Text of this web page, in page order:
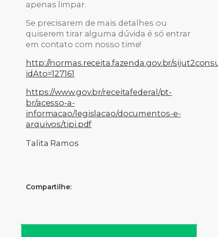
apenas limpar.
Se precisarem de mais detalhes ou
quiserem tirar alguma dúvida é só entrar
em contato com nosso time!
http://normas.receita.fazenda.gov.br/
idAto=127161
https://www.gov.br/receitafederal/pt-
br/acesso-a-
informacao/legislacao/documentos-e-
arquivos/tipi.pdf
Talita Ramos
Compartilhe: